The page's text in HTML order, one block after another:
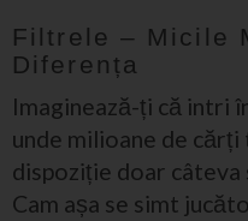
Filtrele – Micile
Diferența
Imaginează-ți că intri
unde milioane de
dispoziție doar câteva
Cam așa se simt